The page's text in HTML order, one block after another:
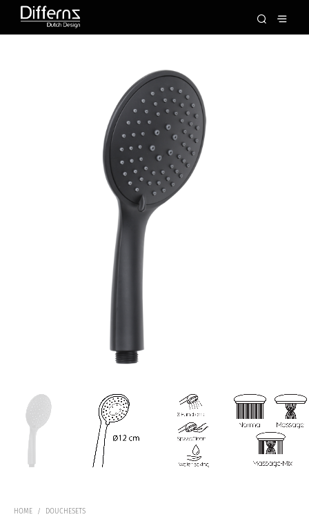
HOME / DOUCHESETS